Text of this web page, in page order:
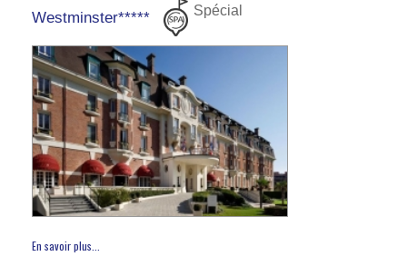
Westminster*****
Spécial
En savoir plus...